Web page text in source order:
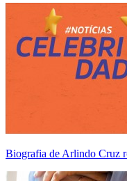
Biografia de Arlindo Cruz